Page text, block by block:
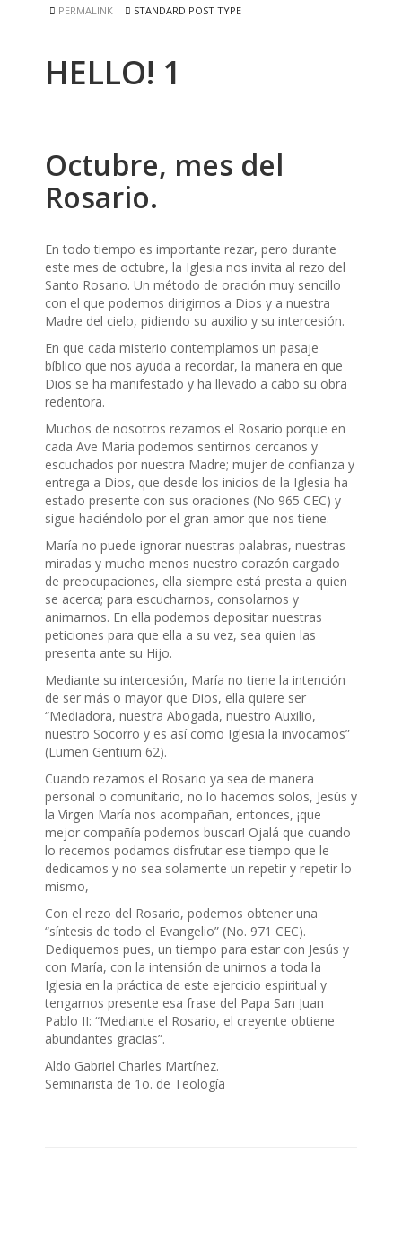
PERMALINK STANDARD POST TYPE
HELLO! 1
Octubre, mes del
Rosario.
En todo tiempo es importante rezar, pero durante
este mes de octubre, la Iglesia nos invita al rezo del
Santo Rosario. Un método de oración muy sencillo
con el que podemos dirigirnos a Dios y a nuestra
Madre del cielo, pidiendo su auxilio y su intercesión.
En que cada misterio contemplamos un pasaje
bíblico que nos ayuda a recordar, la manera en que
Dios se ha manifestado y ha llevado a cabo su obra
redentora.
Muchos de nosotros rezamos el Rosario porque en
cada Ave María podemos sentirnos cercanos y
escuchados por nuestra Madre; mujer de confianza y
entrega a Dios, que desde los inicios de la Iglesia ha
estado presente con sus oraciones (No 965 CEC) y
sigue haciéndolo por el gran amor que nos tiene.
María no puede ignorar nuestras palabras, nuestras
miradas y mucho menos nuestro corazón cargado
de preocupaciones, ella siempre está presta a quien
se acerca; para escucharnos, consolarnos y
animarnos. En ella podemos depositar nuestras
peticiones para que ella a su vez, sea quien las
presenta ante su Hijo.
Mediante su intercesión, María no tiene la intención
de ser más o mayor que Dios, ella quiere ser
“Mediadora, nuestra Abogada, nuestro Auxilio,
nuestro Socorro y es así como Iglesia la invocamos”
(Lumen Gentium 62).
Cuando rezamos el Rosario ya sea de manera
personal o comunitario, no lo hacemos solos, Jesús y
la Virgen María nos acompañan, entonces, ¡que
mejor compañía podemos buscar! Ojalá que cuando
lo recemos podamos disfrutar ese tiempo que le
dedicamos y no sea solamente un repetir y repetir lo
mismo,
Con el rezo del Rosario, podemos obtener una
“síntesis de todo el Evangelio” (No. 971 CEC).
Dediquemos pues, un tiempo para estar con Jesús y
con María, con la intensión de unirnos a toda la
Iglesia en la práctica de este ejercicio espiritual y
tengamos presente esa frase del Papa San Juan
Pablo II: “Mediante el Rosario, el creyente obtiene
abundantes gracias”.
Aldo Gabriel Charles Martínez.
Seminarista de 1o. de Teología